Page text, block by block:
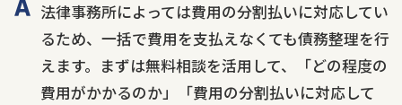
法律事務所によっては費用の分割払いに対応してい
るため、一括で費用を支払えなくても債務整理を行
えます。まずは無料相談を活用して、「どの程度の
費用がかかるのか」「費用の分割払いに対応して